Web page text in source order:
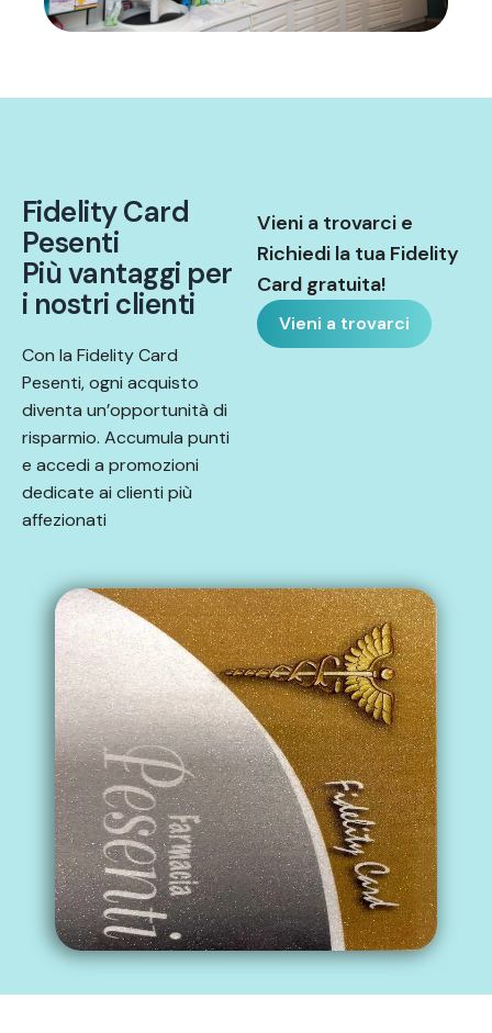
FidelityCard
Pesenti
Piùvantaggi per
i nostri clienti
Con la Fidelity Card
Pesenti, ogni acquisto
diventa un’opportunità di
risparmio. Accumula punti
e accedi a promozioni
dedicate ai clienti più
affezionati
Vieni a trovarci e
Richiedi la tua Fidelity
Card gratuita!
Vieni a trovarci